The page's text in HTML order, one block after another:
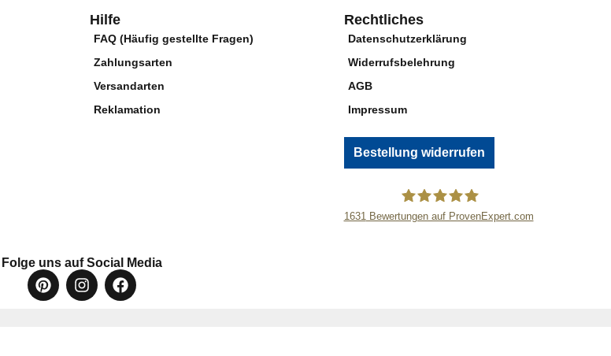
Hilfe
FAQ (Häufig gestellte Fragen)
Zahlungsarten
Versandarten
Reklamation
Rechtliches
Datenschutzerklärung
Widerrufsbelehrung
AGB
Impressum
Bestellung widerrufen
1631 Bewertungen auf ProvenExpert.com
Folge uns auf Social Media